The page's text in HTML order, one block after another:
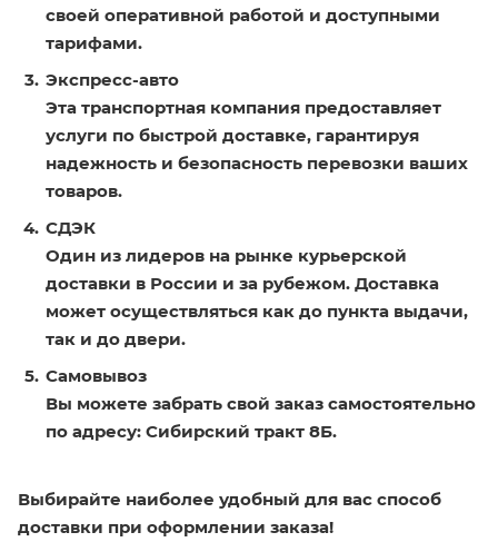
своей оперативной работой и доступными
тарифами.
Экспресс-авто
Эта транспортная компания предоставляет
услуги по быстрой доставке, гарантируя
надежность и безопасность перевозки ваших
товаров.
СДЭК
Один из лидеров на рынке курьерской
доставки в России и за рубежом. Доставка
может осуществляться как до пункта выдачи,
так и до двери.
Самовывоз
Вы можете забрать свой заказ самостоятельно
по адресу: Сибирский тракт 8Б.
Выбирайте наиболее удобный для вас способ
доставки при оформлении заказа!